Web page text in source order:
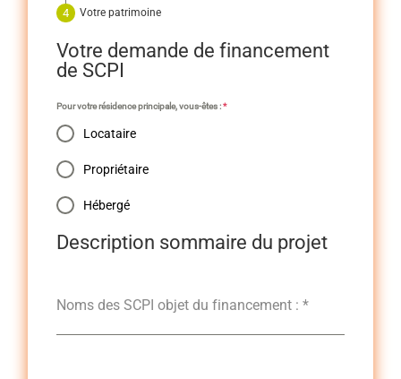
Votre patrimoine
Votre demande de financement
de SCPI
Pour votre résidence principale, vous-êtes :*
Locataire
Propriétaire
Hébergé
Description sommaire du projet
Noms des SCPI objet du financement :*